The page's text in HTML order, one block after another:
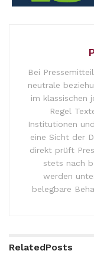
Bei
neutrale
im klassischen
Regel
Institutionen
eine Sicht der
direkt prüft
stets nach
werden
belegbare
RelatedPosts